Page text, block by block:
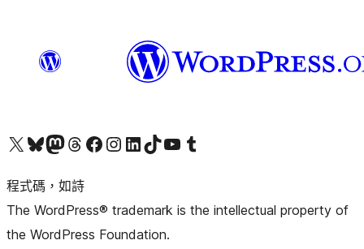
查看我們的 X (之前的 Twitter) 帳號造訪我們的 Bluesky 帳號造訪我們的 Mastodon 帳號造訪我們的 Threads 帳號 造訪我們的 Facebook 粉絲專頁Visit our Instagram account
Visit our LinkedIn account
造訪我們的 TikTok 帳號Visit our YouTube channel
造訪我們的 Tumblr 帳號
程式碼，如詩
The WordPress® trademark is the intellectual property of
the WordPress Foundation.